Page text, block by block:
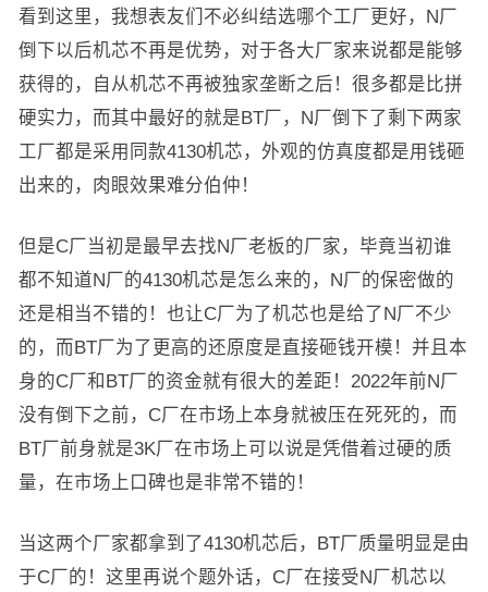
看到这里，我想表友们不必纠结选哪个工厂更好，N厂
倒下以后机芯不再是优势，对于各大厂家来说都是能够
获得的，自从机芯不再被独家垄断之后！很多都是比拼
硬实力，而其中最好的就是BT厂，N厂倒下了剩下两家
工厂都是采用同款4130机芯，外观的仿真度都是用钱砸
出来的，肉眼效果难分伯仲！
但是C厂当初是最早去找N厂老板的厂家，毕竟当初谁
都不知道N厂的4130机芯是怎么来的，N厂的保密做的
还是相当不错的！也让C厂为了机芯也是给了N厂不少
的，而BT厂为了更高的还原度是直接砸钱开模！并且本
身的C厂和BT厂的资金就有很大的差距！2022年前N厂
没有倒下之前，C厂在市场上本身就被压在死死的，而
BT厂前身就是3K厂在市场上可以说是凭借着过硬的质
量，在市场上口碑也是非常不错的！
当这两个厂家都拿到了4130机芯后，BT厂质量明显是由
于C厂的！这里再说个题外话，C厂在接受N厂机芯以